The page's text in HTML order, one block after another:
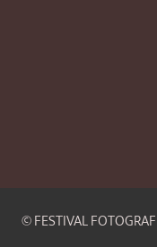
© FESTIVAL